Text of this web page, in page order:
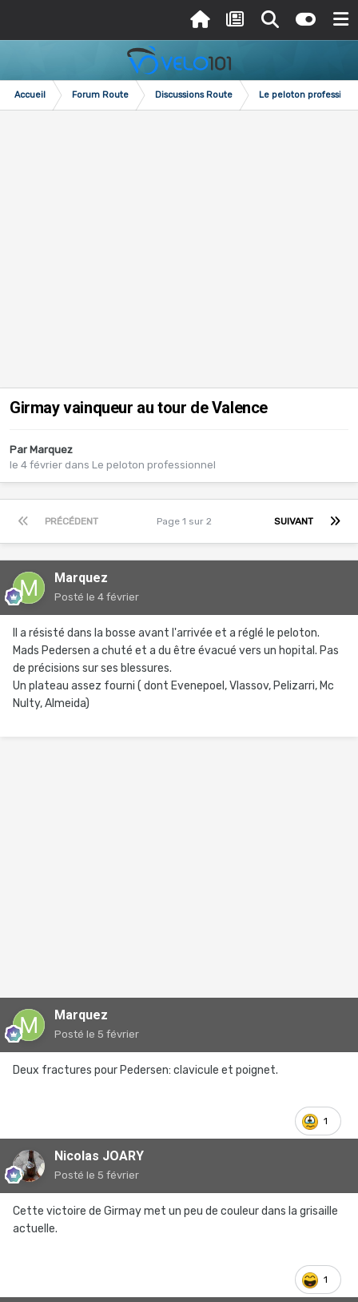
Accueil Forum Route Discussions Route Le peloton
Girmay vainqueur au tour de Valence
Par Marquez
le 4 février dans Le peloton professionnel
PRÉCÉDENT SUIVANT
Page 1 sur 2
Marquez
Posté le 4 février
Il a résisté dans la bosse avant l'arrivée et a réglé le peloton.
Mads Pedersen a chuté et a du être évacué vers un hopital. Pas
de précisions sur ses blessures.
Un plateau assez fourni ( dont Evenepoel, Vlassov, Pelizarri, Mc
Nulty, Almeida)
Marquez
Posté le 5 février
Deux fractures pour Pedersen: clavicule et poignet.
1
Nicolas JOARY
Posté le 5 février
Cette victoire de Girmay met un peu de couleur dans la grisaille
actuelle.
1